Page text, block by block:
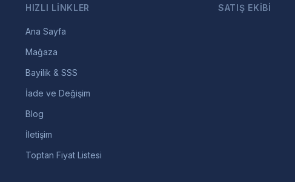
HIZLI LINKLER
Ana Sayfa
Mağaza
Bayilik & SSS
İade ve Değişim
Blog
İletişim
Toptan Fiyat Listesi
SATIŞ EKIBI